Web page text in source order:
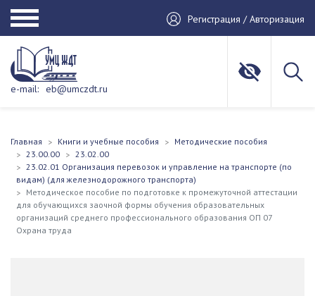
Регистрация / Авторизация
e-mail: eb@umczdt.ru
Главная Книги и учебные пособия
Методические пособия
23.00.00
23.02.00
23.02.01 Организация перевозок и управление на транспорте (по
видам) (для железнодорожного транспорта)
Методическое пособие по подготовке к промежуточной аттестации
для обучающихся заочной формы обучения образовательных
организаций среднего профессионального образования ОП 07
Охрана труда